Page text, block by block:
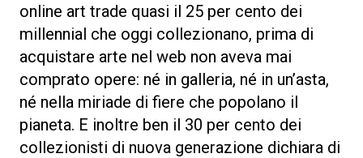
online art trade quasi il 25 per cento dei
millennial che oggi collezionano, prima di
acquistare arte nel web non aveva mai
comprato opere: né in galleria, né in un’asta,
né nella miriade di fiere che popolano il
pianeta. E inoltre ben il 30 per cento dei
collezionisti di nuova generazione dichiara di